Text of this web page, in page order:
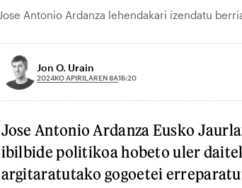
Jose Antonio Ardanza lehendakari izendatu
Jon O. Urain
2024KO APIRILAREN 8A15:20
Jose Antonio Ardanza Eusko
ibilbide politikoa hobeto uler
argitaratutako gogoetei